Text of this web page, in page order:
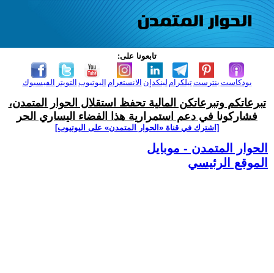
تابعونا على:
الفيسبوك التويتر اليوتيوب الانستغرام لينكدإن تيلكرامبنترست بودكاست
تبرعاتكم وتبرعاتكن المالية تحفظ استقلال الحوار المتمدن،
فشاركونا في دعم استمرارية هذا الفضاء اليساري الحر
[اشترك في قناة ‫«الحوار المتمدن» على اليوتيوب]
الحوار المتمدن - موبايل
الموقع الرئيسي